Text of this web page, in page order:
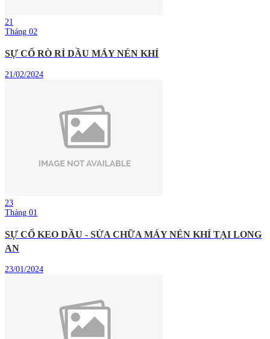
21
Tháng 02
SỰ CỐ RÒ RỈ DẦU MÁY NÉN KHÍ
21/02/2024
23
Tháng 01
SỰ CỐ KEO DẦU - SỬA CHỮA MÁY NÉN KHÍ TẠI LONG
AN
23/01/2024